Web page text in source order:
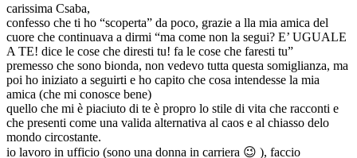
carissima Csaba,
confesso che ti ho “scoperta” da poco, grazie a lla mia amica del
cuore che continuava a dirmi “ma come non la segui? E’ UGUALE
A TE! dice le cose che diresti tu! fa le cose che faresti tu”
premesso che sono bionda, non vedevo tutta questa somiglianza, ma
poi ho iniziato a seguirti e ho capito che cosa intendesse la mia
amica (che mi conosce bene)
quello che mi è piaciuto di te è propro lo stile di vita che racconti e
che presenti come una valida alternativa al caos e al chiasso delo
mondo circostante.
io lavoro in ufficio (sono una donna in carriera 😉 ), faccio